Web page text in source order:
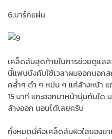
6.มาร์คแผ่น
เคล็ดลับสุดท้ายในการช่วยดูแล
นี้แฟนบังคับใช้เวลาผมออกนอก
คล้ำๆ ดำ ๆ หม่น ๆ แค่ล้างหน้า แ
15 นาที แกะออกมาหน้านุ่มทันใด
ล้างออก นอนได้เลยครับ
ทั้งหมดนี่คือเคล็ดลับผิวใสของช